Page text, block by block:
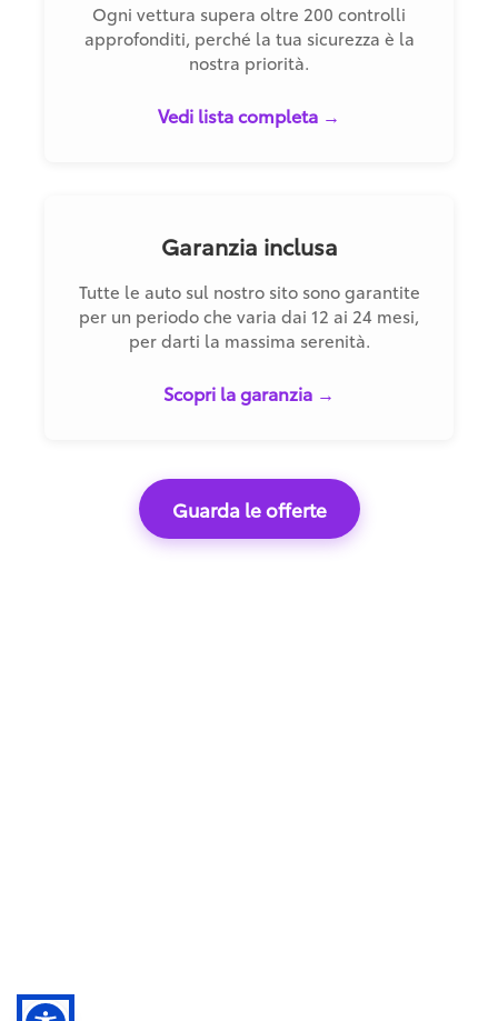
Ogni vettura supera oltre 200 controlli
approfonditi, perché la tua sicurezza è la
nostra priorità.
Vedi lista completa →
Garanzia inclusa
Tutte le auto sul nostro sito sono garantite
per un periodo che varia dai 12 ai 24 mesi,
per darti la massima serenità.
Scopri la garanzia →
Guarda le offerte